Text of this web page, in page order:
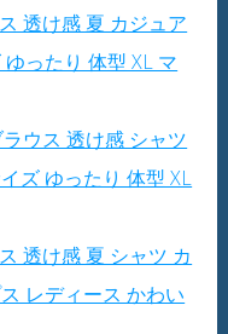
透け感 夏 カジュア
ったり 体型 XL マ
ウス 透け感 シャツ
ズ ゆったり 体型 XL
透け感 夏 シャツ カ
レディース かわい